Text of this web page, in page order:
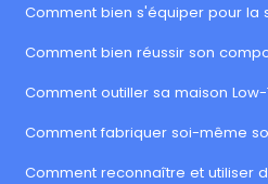
Comment bien s'équiper pour la
Comment bien réussir son
Comment outiller sa maison
Comment fabriquer soi-même
Comment reconnaître et utiliser